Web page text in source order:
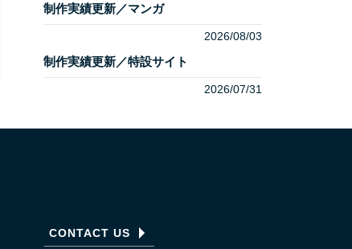
制作実績更新／マンガ
2026/08/03
制作実績更新／特設サイト
2026/07/31
CONTACT US